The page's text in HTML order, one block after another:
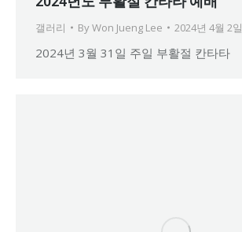
갤러리 ByWon Jueng Lee 2024년 4월 2일
2024년 3월 31일 주일 부활절 칸타타